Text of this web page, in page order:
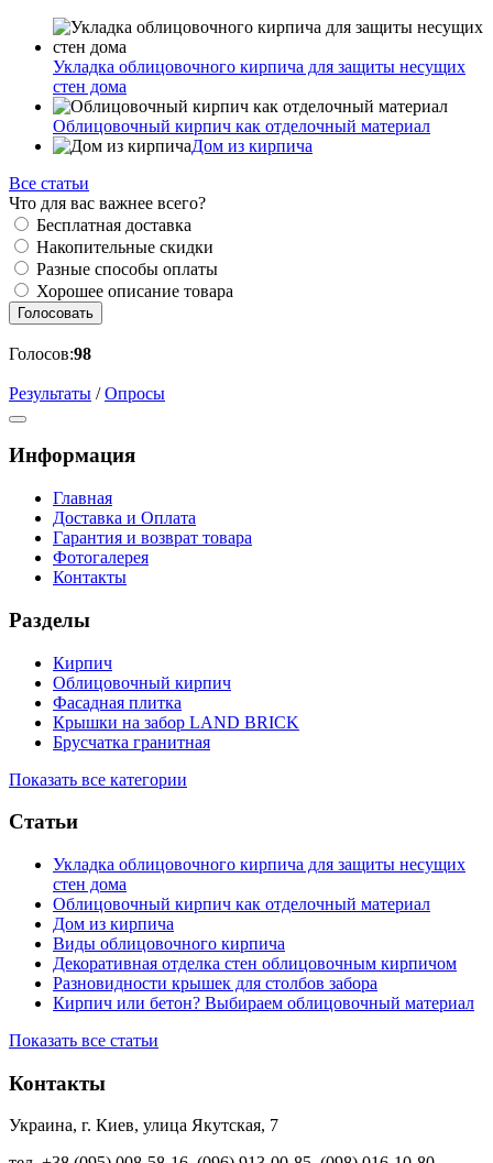
Укладка облицовочного кирпича для защиты несущих
стен дома
Облицовочный кирпич как отделочный материал
Дом из кирпича
Все статьи
Что для вас важнее всего?
Бесплатная доставка
Накопительные скидки
Разные способы оплаты
Хорошее описание товара
Голосовать
Голосов:98
Результаты /Опросы
Информация
Главная
Доставка и Оплата
Гарантия и возврат товара
Фотогалерея
Контакты
Разделы
Кирпич
Облицовочный кирпич
Фасадная плитка
Крышки на забор LAND BRICK
Брусчатка гранитная
Показать все категории
Статьи
Укладка облицовочного кирпича для защиты несущих
стен дома
Облицовочный кирпич как отделочный материал
Дом из кирпича
Виды облицовочного кирпича
Декоративная отделка стен облицовочным кирпичом
Разновидности крышек для столбов забора
Кирпич или бетон? Выбираем облицовочный материал
Показать все статьи
Контакты
Украина, г. Киев, улица Якутская, 7